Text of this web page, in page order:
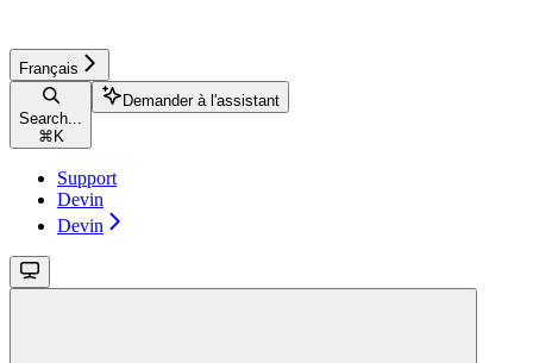
Français
Search...
⌘ K
Demander à l'assistant
Support
Devin
Devin